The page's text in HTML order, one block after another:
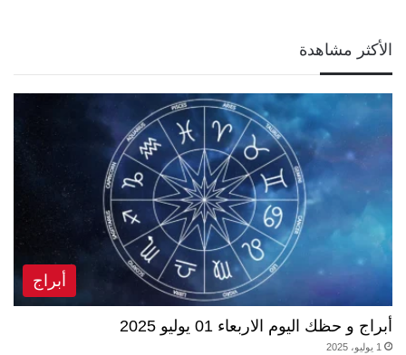
الأكثر مشاهدة
أبراج
أبراج و حظك اليوم الاربعاء 01 يوليو 2025
1 يوليو، 2025